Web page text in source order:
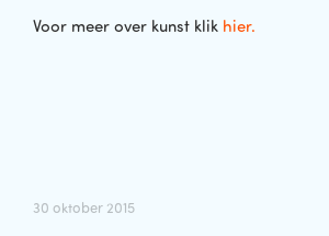
Voor meer over kunst klik hier.
30 oktober 2015